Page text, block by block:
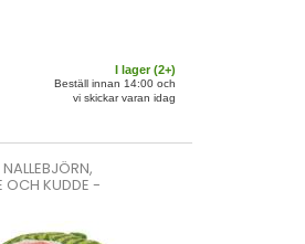
I lager (2+)
Beställ innan 14:00 och
vi skickar varan idag
OCH KUDDE -